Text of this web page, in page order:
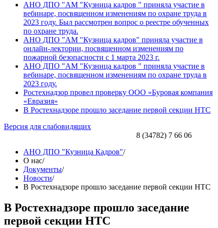
АНО ДПО "АМ "Кузница кадров " приняла участие в
вебинаре, посвященном изменениям по охране труда в
2023 году. Был рассмотрен вопрос о реестре обученных
по охране труда.
АНО ДПО "АМ "Кузница кадров" приняла участие в
онлайн-лектории, посвященном изменениям по
пожарной безопасности с 1 марта 2023 г.
АНО ДПО "АМ "Кузница кадров " приняла участие в
вебинаре, посвященном изменениям по охране труда в
2023 году.
Ростехнадзор провел проверку ООО «Буровая компания
«Евразия»
В Ростехнадзоре прошло заседание первой секции НТС
Версия для слабовидящих
8 (34782) 7 66 06
АНО ДПО "Кузница Кадров"/
О нас/
Документы/
Новости/
В Ростехнадзоре прошло заседание первой секции НТС
В Ростехнадзоре прошло заседание
первой секции НТС